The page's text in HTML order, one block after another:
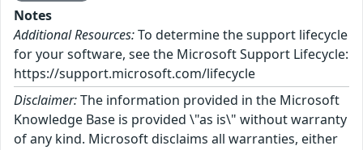
Notes
Additional Resources:To determine the support lifecycle
for your software, see the Microsoft Support Lifecycle:
https://support.microsoft.com/lifecycle
Disclaimer:The information provided in the Microsoft
Knowledge Base is provided \"as is\" without warranty
of any kind. Microsoft disclaims all warranties, either